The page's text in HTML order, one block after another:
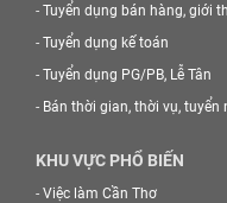
- Tuyển dụng bán hàng, giới
- Tuyển dụng kế toán
- Tuyển dụng PG/PB, Lễ Tân
- Bán thời gian, thời vụ,
KHU VỰC PHỔ BIẾN
- Việc làm Cần Thơ